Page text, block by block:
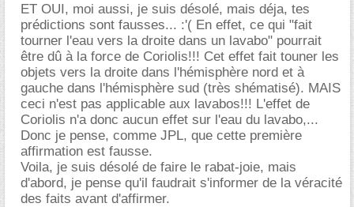
ET OUI, moi aussi, je suis désolé, mais déja, tes
prédictions sont fausses... :'( En effet, ce qui "fait
tourner l'eau vers la droite dans un lavabo" pourrait
être dû à la force de Coriolis!!! Cet effet fait touner les
objets vers la droite dans l'hémisphère nord et à
gauche dans l'hémisphère sud (très shématisé). MAIS
ceci n'est pas applicable aux lavabos!!! L'effet de
Coriolis n'a donc aucun effet sur l'eau du lavabo,...
Donc je pense, comme JPL, que cette première
affirmation est fausse.
Voila, je suis désolé de faire le rabat-joie, mais
d'abord, je pense qu'il faudrait s'informer de la véracité
des faits avant d'affirmer.